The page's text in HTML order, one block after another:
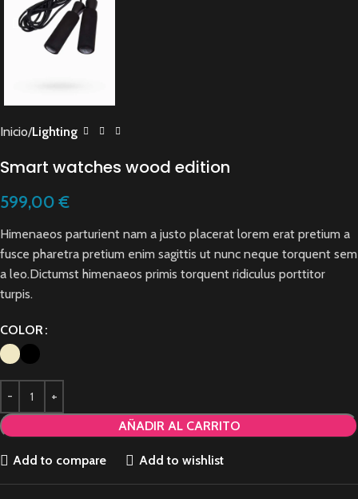
Inicio Lighting
Smart watches wood edition
599,00€
Himenaeos parturient nam a justo placerat lorem erat pretium a
fusce pharetra pretium enim sagittis ut nunc neque torquent sem
a leo.Dictumst himenaeos primis torquent ridiculus porttitor
turpis.
COLOR
AÑADIR AL CARRITO
Add to compare Add to wishlist